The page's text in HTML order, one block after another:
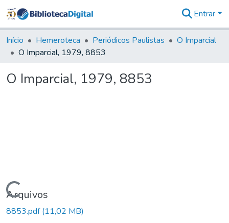
&
Coleções
Tudo na
Digital
Entrar
Início Hemeroteca Periódicos Paulistas
O Imparcial
O Imparcial, 1979, 8853
O Imparcial, 1979, 8853
Carregando...
Arquivos
8853.pdf(11,02 MB)